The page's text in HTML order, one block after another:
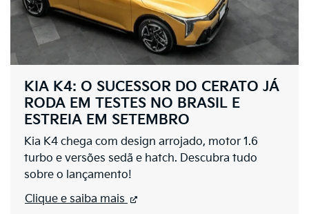
KIA K4: O SUCESSOR DO CERATO JÁ
RODA EM TESTES NO BRASIL E
ESTREIA EM SETEMBRO
Kia K4 chega com design arrojado, motor 1.6
turbo e versões sedã e hatch. Descubra tudo
sobre o lançamento!
Clique e saiba mais